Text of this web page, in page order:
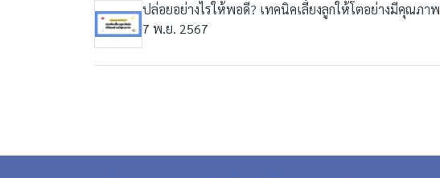
ปล่อยอย่างไรให้พอดี? เทคนิคเลี้ยงลูกให้โตอย่างมีคุณภาพ
7 พ.ย. 2567